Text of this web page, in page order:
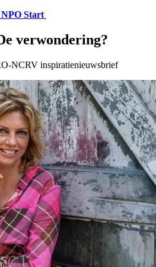
NPO Start
verwondering?
NCRV inspiratienieuwsbrief